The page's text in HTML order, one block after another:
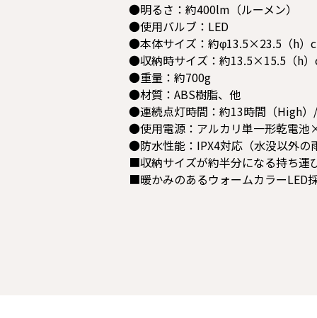
●明るさ：約400lm（ルーメン）
●使用バルブ：LED
●本体サイズ：約φ13.5×23.5（h）
●収納時サイズ：約13.5×15.5（h
●重量：約700g
●材質：ABS樹脂、他
●連続点灯時間：約13時間（High
●使用電源：アルカリ単一形乾電池
●防水性能：IPX4対応（水没以外の
■収納サイズが約半分になる持ち運
■暖かみのあるウォームカラーLED